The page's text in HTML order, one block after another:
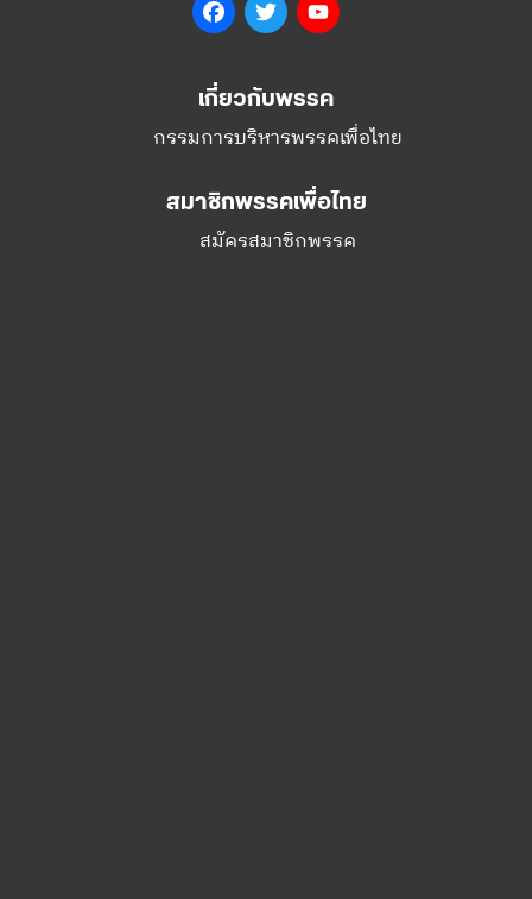
กรรมการบริหารพรรคเพื่อไทย
สมาชิกพรรคเพื่อไทย
สมัครสมาชิกพรรค